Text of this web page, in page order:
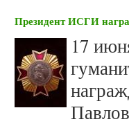
Президент ИСГИ
17